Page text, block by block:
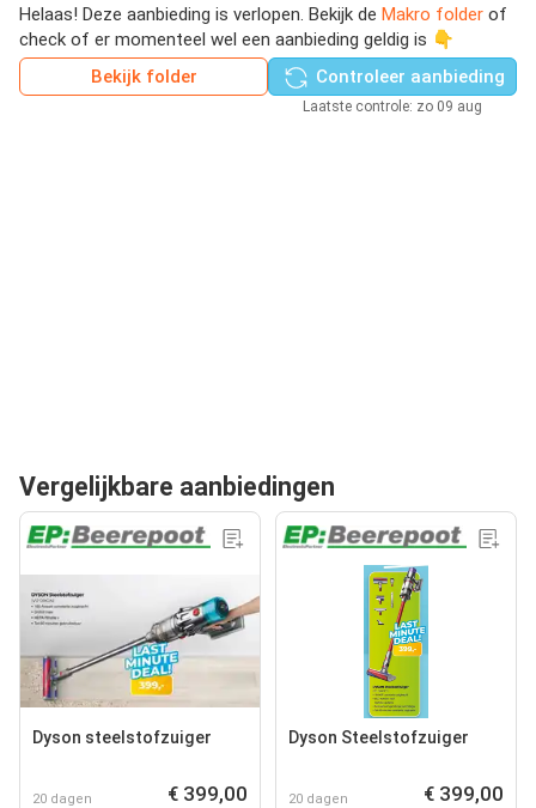
Helaas! Deze aanbieding is verlopen. Bekijk de Makro folder of
check of er momenteel wel een aanbieding geldig is 👇
Bekijk folder
Controleer aanbieding
Laatste controle: zo 09 aug
Vergelijkbare aanbiedingen
Dyson steelstofzuiger
20 dagen € 399,00
Dyson Steelstofzuiger
20 dagen € 399,00